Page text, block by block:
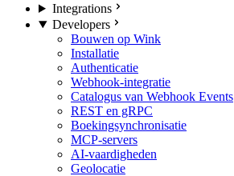
Integrations
Developers
Bouwen op Wink
Installatie
Authenticatie
Webhook-integratie
Catalogus van Webhook Events
REST en gRPC
Boekingsynchronisatie
MCP-servers
AI-vaardigheden
Geolocatie